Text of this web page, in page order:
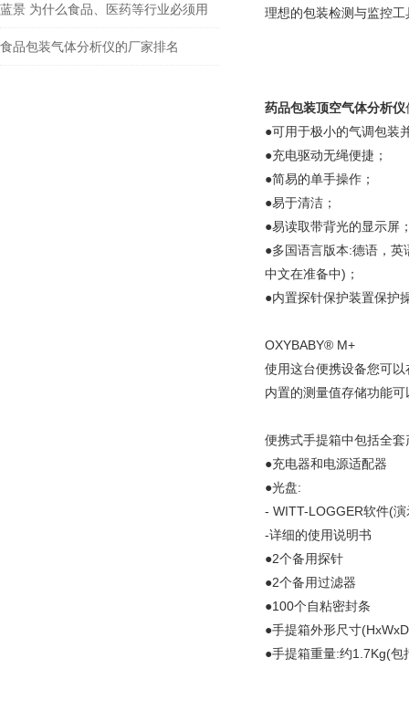
包装全链路监测
蓝景 为什么食品、医药等行业必须用
残氧仪？
食品包装气体分析仪的厂家排名
理想的包装检测与监控
药品包装顶空气体分析仪
●可用于极小的气调包装
●充电驱动无绳便捷；
●简易的单手操作；
●易于清洁；
●易读取带背光的显示屏
●多国语言版本:德语，
中文在准备中)；
●内置探针保护装置保护
OXYBABY® M+
使用这台便携设备您可
内置的测量值存储功能
便携式手提箱中包括全
●充电器和电源适配器
●光盘:
- WITT-LOGGER软件(
-详细的使用说明书
●2个备用探针
●2个备用过滤器
●100个自粘密封条
●手提箱外形尺寸
●手提箱重量:约1.7Kg(包